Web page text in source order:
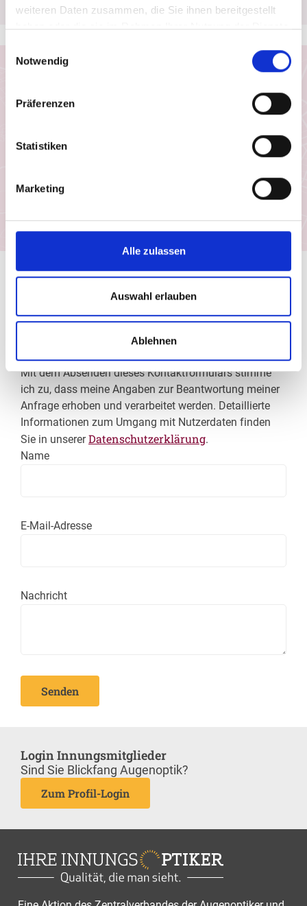
weiteren Daten zusammen, die Sie ihnen bereitgestellt
haben oder die sie im Rahmen Ihrer Nutzung der Dienste
Notwendig
Präferenzen
Statistiken
Marketing
Alle zulassen
Auswahl erlauben
Ablehnen
Ich möchte Google Maps-Karten aktivieren und
stimme zu, dass Daten von Google geladen
interaktiven Landkarten darzustellen. Weitere
So erreichen Sie uns
Oberhofer Weg 4
030 7 72 37 26
Betrieb kontaktieren
Mit dem Absenden dieses Kontaktformulars stimme
ich zu, dass meine Angaben zur Beantwortung meiner
Anfrage erhoben und verarbeitet werden. Detaillierte
Informationen zum Umgang mit Nutzerdaten finden
Sie in unsererDatenschutzerklärung.
Name
E-Mail-Adresse
Nachricht
Senden
Login Innungsmitglieder
Sind Sie Blickfang Augenoptik?
Zum Profil-Login